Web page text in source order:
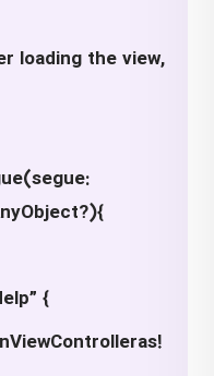
loading the view,
{